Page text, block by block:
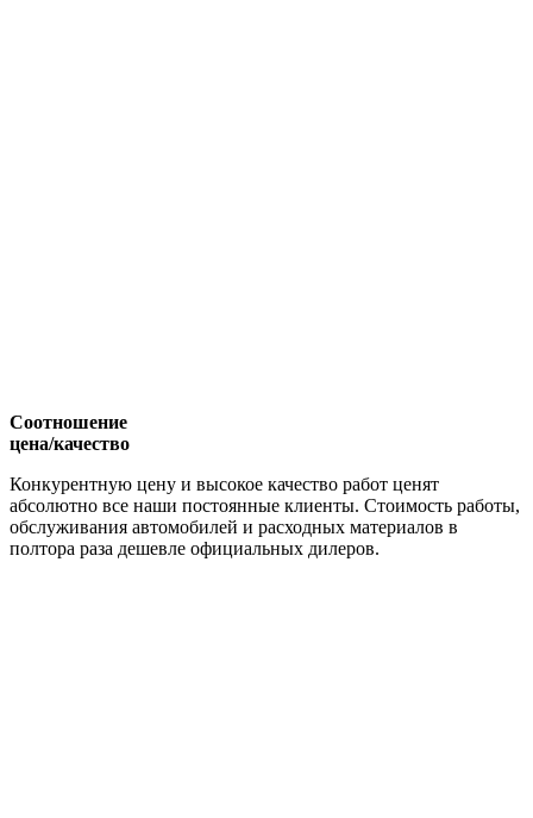
Соотношение
цена/качество
Конкурентную цену и высокое качество работ ценят
абсолютно все наши постоянные клиенты. Стоимость работы,
обслуживания автомобилей и расходных материалов в
полтора раза дешевле официальных дилеров.